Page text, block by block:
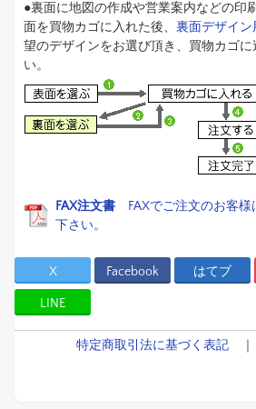
●裏面に地図の作成や営業案内などの印
面を買物カゴに入れた後、 裏面デザイン
望のデザインをお選び頂き、買物カゴに
い。
FAX注文書 FAXでご注文のお客様
下さい。
X Facebook はてブ
LINE
特定商取引法に基づく表記